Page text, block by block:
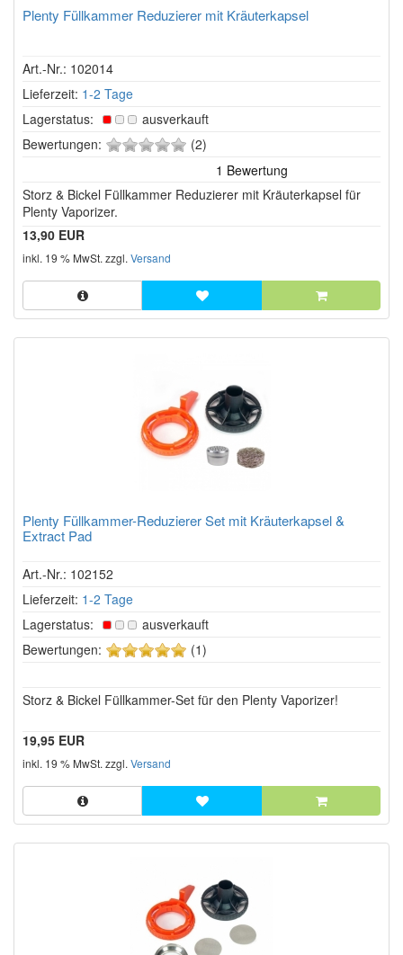
Plenty Füllkammer Reduzierer mit Kräuterkapsel
Art.-Nr.: 102014
Lieferzeit: 1-2 Tage
Lagerstatus:
ausverkauft
Bewertungen:
0
Sternen!
(2)
Storz & Bickel Füllkammer Reduzierer mit Kräuterkapsel für
Plenty Vaporizer.
13,90 EUR
inkl. 19 % MwSt. zzgl. Versand
Plenty Füllkammer-Reduzierer Set mit Kräuterkapsel &
Extract Pad
Art.-Nr.: 102152
Lieferzeit: 1-2 Tage
Lagerstatus:
ausverkauft
Bewertungen:
5
Sternen!
(1)
Storz & Bickel Füllkammer-Set für den Plenty Vaporizer!
19,95 EUR
inkl. 19 % MwSt. zzgl. Versand